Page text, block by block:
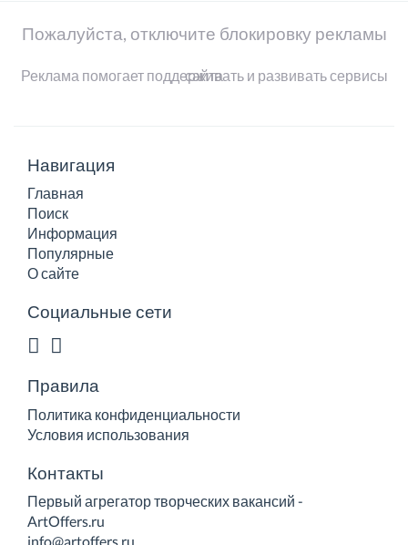
Пожалуйста, отключите блокировку рекламы
Реклама помогает поддерживать и развивать сервисы сайта
Навигация
Главная
Поиск
Информация
Популярные
О сайте
Социальные сети
Правила
Политика конфиденциальности
Условия использования
Контакты
Первый агрегатор творческих вакансий -
ArtOffers.ru
info@artoffers.ru